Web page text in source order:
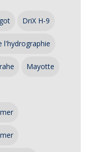
DriX H-9
l'hydrographie
Mayotte